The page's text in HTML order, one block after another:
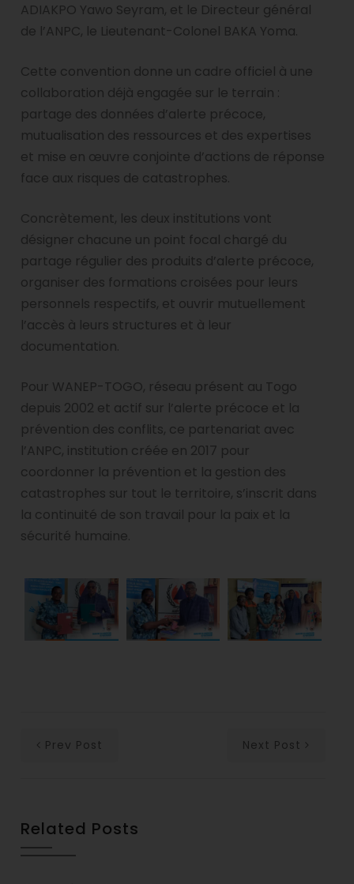
ADIAKPO Yawo Seyram, et le Directeur général
de l’ANPC, le Lieutenant-Colonel BAKA Yoma.
Cette convention donne un cadre officiel à une
collaboration déjà engagée sur le terrain :
partage des données d’alerte précoce,
mutualisation des ressources et des expertises
et mise en œuvre conjointe d’actions de réponse
face aux risques de catastrophes.
Concrètement, les deux institutions vont
désigner chacune un point focal chargé du
partage régulier des produits d’alerte précoce,
organiser des formations croisées pour leurs
personnels respectifs, et ouvrir mutuellement
l’accès à leurs structures et à leur
documentation.
Pour WANEP-TOGO, réseau présent au Togo
depuis 2002 et actif sur l’alerte précoce et la
prévention des conflits, ce partenariat avec
l’ANPC, institution créée en 2017 pour
coordonner la prévention et la gestion des
catastrophes sur tout le territoire, s’inscrit dans
la continuité de son travail pour la paix et la
sécurité humaine.
Prev Post Next Post
Related Posts